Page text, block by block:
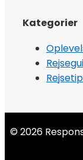
Kategorier
© 2026